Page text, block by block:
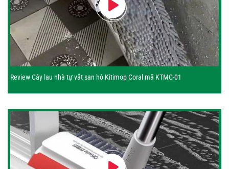
Review Cây lau nhà tự vắt san hô Kitimop Coral mã KTMC-01